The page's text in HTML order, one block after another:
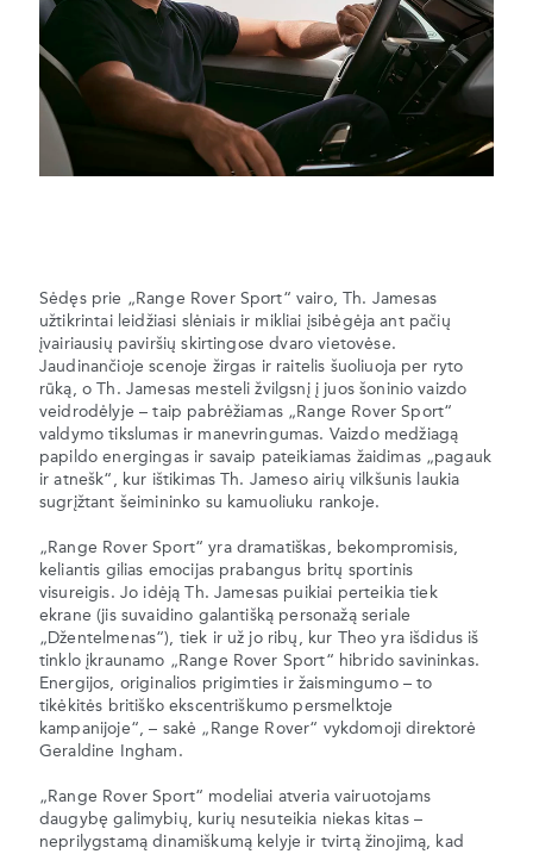
Sėdęs prie „Range Rover Sport“ vairo, Th. Jamesas
užtikrintai leidžiasi slėniais ir mikliai įsibėgėja ant pačių
įvairiausių paviršių skirtingose dvaro vietovėse.
Jaudinančioje scenoje žirgas ir raitelis šuoliuoja per ryto
rūką, o Th. Jamesas mesteli žvilgsnį į juos šoninio vaizdo
veidrodėlyje – taip pabrėžiamas „Range Rover Sport“
valdymo tikslumas ir manevringumas. Vaizdo medžiagą
papildo energingas ir savaip pateikiamas žaidimas „pagauk
ir atnešk“, kur ištikimas Th. Jameso airių vilkšunis laukia
sugrįžtant šeimininko su kamuoliuku rankoje.
„Range Rover Sport“ yra dramatiškas, bekompromisis,
keliantis gilias emocijas prabangus britų sportinis
visureigis. Jo idėją Th. Jamesas puikiai perteikia tiek
ekrane (jis suvaidino galantišką personažą seriale
„Džentelmenas“), tiek ir už jo ribų, kur Theo yra išdidus iš
tinklo įkraunamo „Range Rover Sport“ hibrido savininkas.
Energijos, originalios prigimties ir žaismingumo – to
tikėkitės britiško ekscentriškumo persmelktoje
kampanijoje“, – sakė „Range Rover“ vykdomoji direktorė
Geraldine Ingham.
„Range Rover Sport“ modeliai atveria vairuotojams
daugybę galimybių, kurių nesuteikia niekas kitas –
neprilygstamą dinamiškumą kelyje ir tvirtą žinojimą, kad